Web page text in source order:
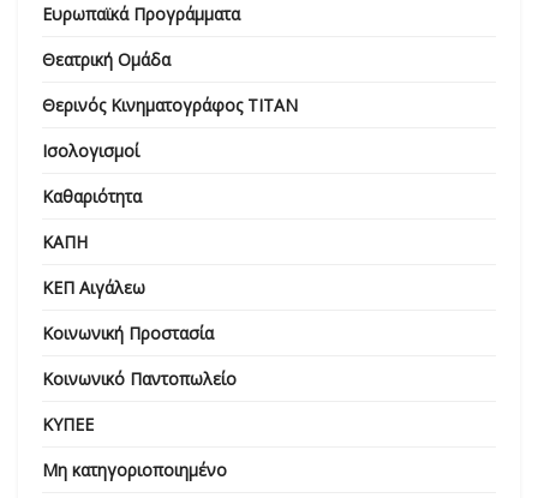
Ευρωπαϊκά Προγράμματα
Θεατρική Ομάδα
Θερινός Κινηματογράφος ΤΙΤΑΝ
Ισολογισμοί
Καθαριότητα
ΚΑΠΗ
ΚΕΠ Αιγάλεω
Κοινωνική Προστασία
Κοινωνικό Παντοπωλείο
ΚΥΠΕΕ
Μη κατηγοριοποιημένο